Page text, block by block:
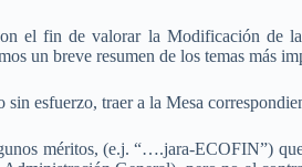
el fin de valorar la Modificación de
un breve resumen de los temas más
esfuerzo, traer a la Mesa
méritos, (e.j. “….jara-ECOFIN”)